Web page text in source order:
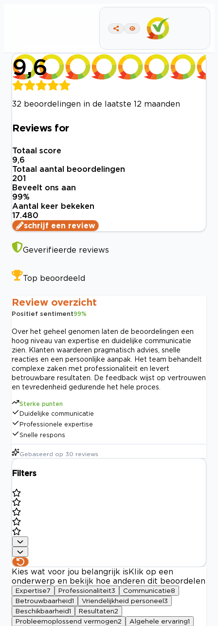
9,6
32 beoordelingen in de laatste 12 maanden
Reviews for
Totaal score
9,6
Totaal aantal beoordelingen
201
Beveelt ons aan
99%
Aantal keer bekeken
17.480
schrijf een review
Geverifieerde reviews
Top beoordeeld
Review overzicht
Positief sentiment99%
Over het geheel genomen laten de beoordelingen een
hoog niveau van expertise en duidelijke communicatie
zien. Klanten waarderen pragmatisch advies, snelle
reacties en een persoonlijke aanpak. Het team behandelt
complexe zaken met professionaliteit en levert
betrouwbare resultaten. De feedback wijst op vertrouwen
en tevredenheid gedurende het hele proces.
Sterke punten
Duidelijke communicatie
Professionele expertise
Snelle respons
Gebaseerd op 30 reviews
Filters
Kies wat voor jou belangrijk is Klik op een
onderwerp en bekijk hoe anderen dit beoordelen
Expertise7 Professionaliteit3 Communicatie8
Betrouwbaarheid1 Vriendelijkheid personeel 3
Beschikbaarheid1 Resultaten2
Probleemoplossend vermogen2 Algehele ervaring1